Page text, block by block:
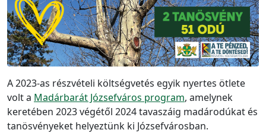
A 2023-as részvételi költségvetés egyik nyertes ötlete
volt a Madárbarát Józsefváros program, amelynek
keretében 2023 végétől 2024 tavaszáig madárodúkat és
tanösvényeket helyeztünk ki Józsefvárosban.